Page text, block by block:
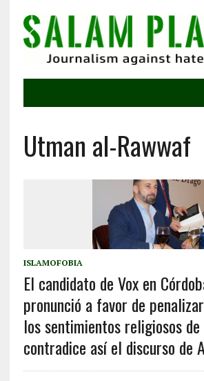
Utman al-Rawwaf
ISLAMOFOBIA
El candidato de Vox en
pronunció a favor de
los sentimientos religiosos
contradice así el discurso de